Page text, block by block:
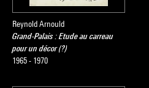
Reynold Arnould
Grand-Palais : Etude au carreau
pour un décor (?)
1965 - 1970